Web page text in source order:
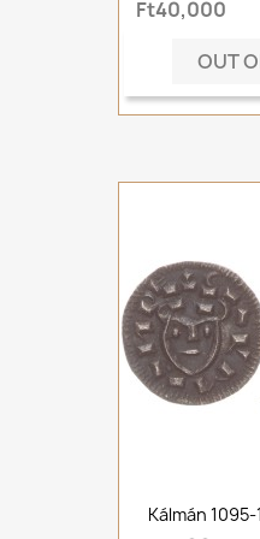
Ft40,000
OUT
Kálmán 1095-